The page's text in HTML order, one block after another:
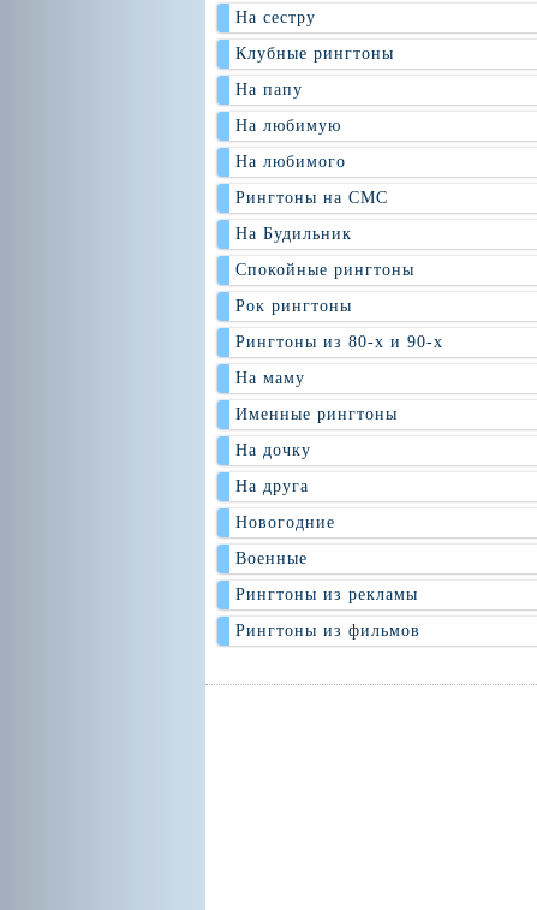
На сестру
Клубные рингтоны
На папу
На любимую
На любимого
Рингтоны на СМС
На Будильник
Спокойные рингтоны
Рок рингтоны
Рингтоны из 80-х и 90-х
На маму
Именные рингтоны
На дочку
На друга
Новогодние
Военные
Рингтоны из рекламы
Рингтоны из фильмов